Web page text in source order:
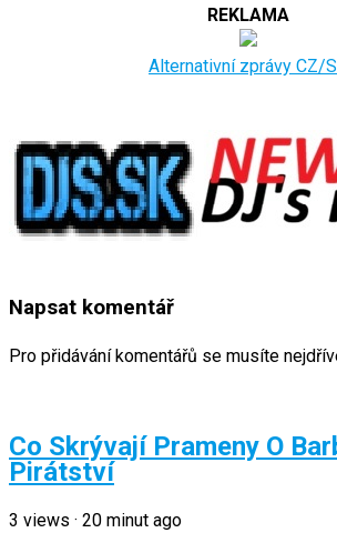
REKLAMA
Alternativní zprávy CZ/
Napsat komentář
Pro přidávání komentářů se musíte
Co Skrývají Prameny O
Pirátství
3 views · 20 minut ago